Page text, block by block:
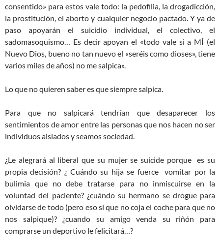
consentido» para estos vale todo: la pedofilia, la drogadicción,
la prostitución, el aborto y cualquier negocio pactado. Y ya de
paso apoyarán el suicidio individual, el colectivo, el
sadomasoquismo… Es decir apoyan el «todo vale si a MÍ (el
Nuevo Dios, bueno no tan nuevo el «seréis como dioses», tiene
varios miles de años) no me salpica».
Lo que no quieren saber es que siempre salpica.
Para que no salpicará tendrían que desaparecer los
sentimientos de amor entre las personas que nos hacen no ser
individuos aislados y seamos sociedad.
¿Le alegrará al liberal que su mujer se suicide porque es su
propia decisión? ¿ Cuándo su hija se fuerce vomitar por la
bulimia que no debe tratarse para no inmiscuirse en la
voluntad del paciente? ¿cuándo su hermano se drogue para
olvidarse de todo (pero eso sí que no coja el coche para que no
nos salpique)? ¿cuando su amigo venda su riñón para
comprarse un deportivo le felicitará…?